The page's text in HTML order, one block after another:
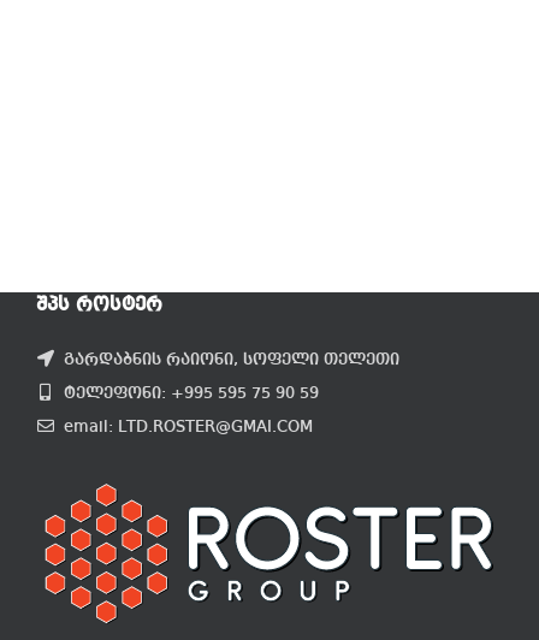
ᲨᲞᲡ ᲠᲝᲡᲢᲔᲠ
გარდაბნის რაიონი, სოფელი თელეთი
ტელეფონი: +995 595 75 90 59
email: LTD.ROSTER@GMAI.COM